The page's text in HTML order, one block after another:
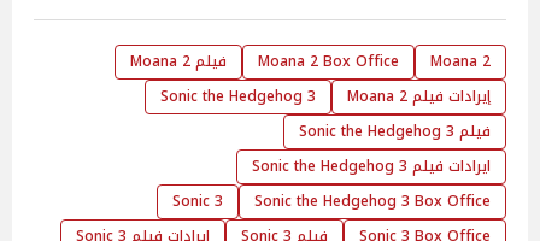
Moana 2
Moana 2 Box Office
فيلم Moana 2
إيرادات فيلم Moana 2
Sonic the Hedgehog 3
فيلم Sonic the Hedgehog 3
ايرادات فيلم Sonic the Hedgehog 3
Sonic the Hedgehog 3 Box Office
Sonic 3